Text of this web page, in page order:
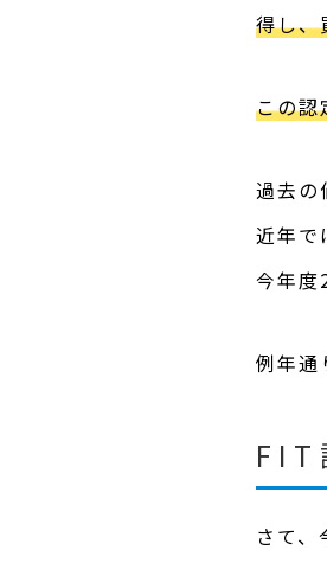
得し、
この認
過去の
近年で
今年度
例年通
FIT
さて